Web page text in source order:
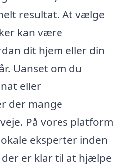
resultat. At vælge
kan være
dit hjem eller din
Uanset om du
eller
der mange
På vores platform
eksperter inden
er klar til at hjælpe